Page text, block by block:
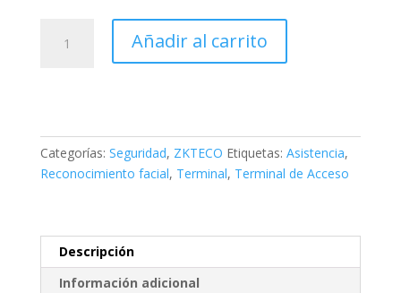
Añadir al carrito
Categorías: Seguridad, ZKTECO Etiquetas: Asistencia,
Reconocimiento facial, Terminal, Terminal de Acceso
Descripción
Información adicional